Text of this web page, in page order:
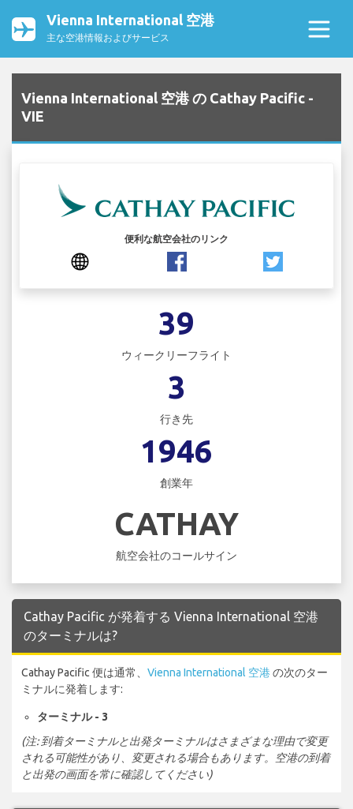
Vienna International 空港
主な空港情報およびサービス
Vienna International 空港 の Cathay Pacific -
VIE
便利な航空会社のリンク
39
ウィークリーフライト
3
行き先
1946
創業年
CATHAY
航空会社のコールサイン
Cathay Pacific が発着する Vienna International 空港
のターミナルは?
Cathay Pacific 便は通常、 Vienna International 空港の次のター
ミナルに発着します:
ターミナル - 3
(注: 到着ターミナルと出発ターミナルはさまざまな理由で変更
される可能性があり、変更される場合もあります。空港の到着
と出発の画面を常に確認してください)